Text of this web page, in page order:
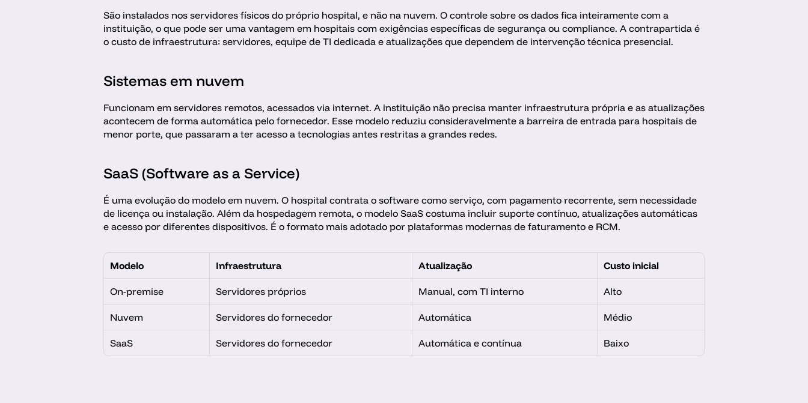
São instalados nos servidores físicos do próprio hospital, e não na nuvem. O controle sobre os dados fica inteiramente com a
instituição, o que pode ser uma vantagem em hospitais com exigências específicas de segurança ou compliance. A contrapartida é
o custo de infraestrutura: servidores, equipe de TI dedicada e atualizações que dependem de intervenção técnica presencial.
Sistemas em nuvem
Funcionam em servidores remotos, acessados via internet. A instituição não precisa manter infraestrutura própria e as atualizações
acontecem de forma automática pelo fornecedor. Esse modelo reduziu consideravelmente a barreira de entrada para hospitais de
menor porte, que passaram a ter acesso a tecnologias antes restritas a grandes redes.
SaaS (Software as a Service)
É uma evolução do modelo em nuvem. O hospital contrata o software como serviço, com pagamento recorrente, sem necessidade
de licença ou instalação. Além da hospedagem remota, o modelo SaaS costuma incluir suporte contínuo, atualizações automáticas
e acesso por diferentes dispositivos. É o formato mais adotado por plataformas modernas de faturamento e RCM.
Modelo Infraestrutura Atualização Custo inicial
On-premise Servidores próprios Manual, com TI interno Alto
Nuvem Servidores do fornecedor Automática Médio
SaaS Servidores do fornecedor Automática e contínua Baixo